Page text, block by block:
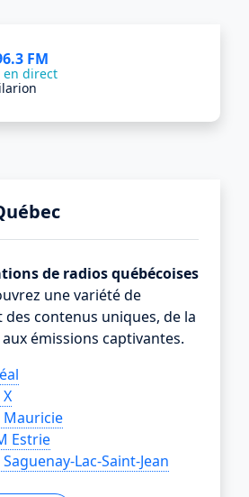
FM
en direct
de radios québécoises
une variété de
contenus uniques, de la
émissions captivantes.
Mauricie
Estrie
Lac-Saint-Jean